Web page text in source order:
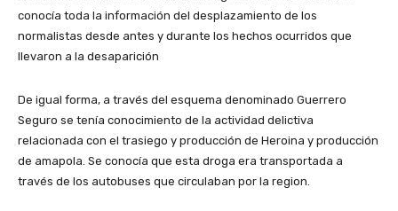
conocía toda la información del desplazamiento de los
normalistas desde antes y durante los hechos ocurridos que
llevaron a la desaparición
De igual forma, a través del esquema denominado Guerrero
Seguro se tenía conocimiento de la actividad delictiva
relacionada con el trasiego y producción de Heroina y producción
de amapola. Se conocía que esta droga era transportada a
través de los autobuses que circulaban por la region.